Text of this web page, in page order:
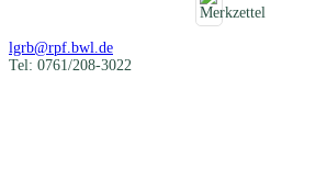
lgrb@rpf.bwl.de
Tel: 0761/208-3022